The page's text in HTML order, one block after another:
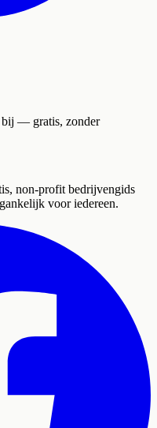
bij — gratis, zonder
non-profit bedrijvengids
voor iedereen.